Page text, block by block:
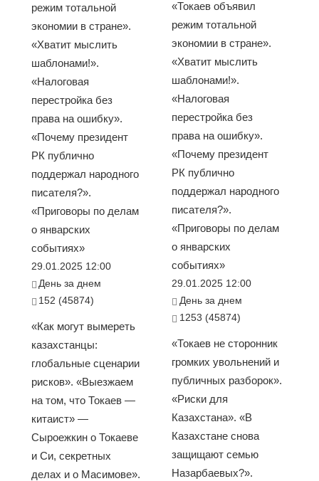
режим тотальной
экономии в стране».
«Хватит мыслить
шаблонами!».
«Налоговая
перестройка без
права на ошибку».
«Почему президент
РК публично
поддержал народного
писателя?».
«Приговоры по делам
о январских
событиях»
29.01.2025 12:00
День за днем
152 (45874)
«Как могут вымереть
казахстанцы:
глобальные сценарии
рисков». «Выезжаем
на том, что Токаев —
китаист» —
Сыроежкин о Токаеве
и Си, секретных
делах и о Масимове».
«Токаев объявил
режим тотальной
экономии в стране».
«Хватит мыслить
шаблонами!».
«Налоговая
перестройка без
права на ошибку».
«Почему президент
РК публично
поддержал народного
писателя?».
«Приговоры по делам
о январских
событиях»
29.01.2025 12:00
День за днем
1253 (45874)
«Токаев не сторонник
громких увольнений и
публичных разборок».
«Риски для
Казахстана». «В
Казахстане снова
защищают семью
Назарбаевых?».